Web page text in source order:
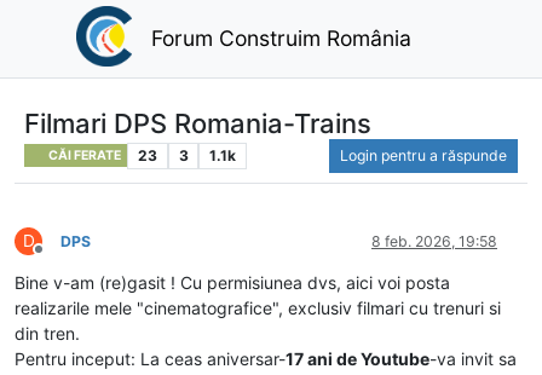
Forum Construim România
Filmari DPS Romania-Trains
CĂI FERATE 23 3 1.1k Login pentru a răspunde
D
Deconectat
DPS 8 feb. 2026, 19:58
Bine v-am (re)gasit ! Cu permisiunea dvs, aici voi posta
realizarile mele "cinematografice", exclusiv filmari cu trenuri si
din tren.
Pentru inceput: La ceas aniversar-17 ani de Youtube-va invit sa